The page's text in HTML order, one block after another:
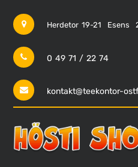
Herdetor 19-21 Esens
0 49 71 / 22 74
kontakt@teekontor-